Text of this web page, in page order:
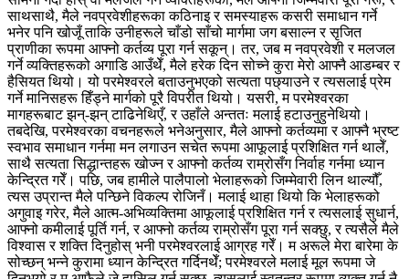
साथसाथै, मैले नवप्रवेशीहरूका कठिनाइ र समस्याहरू कसरी समाधान गर्ने
भनेर पनि खोजूँ ताकि उनीहरूले चाँडो साँचो मार्गमा जग बसाल्न र सृजित
प्राणीका रूपमा आफ्नो कर्तव्य पूरा गर्न सकून्। तर, जब म नवप्रवेशी र मलजल
गर्ने व्यक्तिहरूको अगाडि आउँथेँ, मैले हरेक दिन सोच्ने कुरा मेरो आफ्नै आडम्बर र
हैसियत थियो। यो परमेश्‍वरले बताउनुभएको सत्यता पछ्याउने र त्यसलाई प्रेम
गर्ने मानिसहरू हिँड्ने मार्गको पूरै विपरीत थियो। यसरी, म परमेश्‍वरका
मागहरूबाट झन्-झन् टाढिनेथिएँ, र उहाँले अन्ततः मलाई हटाउनुहुनेथियो।
तबदेखि, परमेश्‍वरका वचनहरूले भनेअनुसार, मैले आफ्नो कर्तव्यमा र आफ्नै भ्रष्ट
स्वभाव समाधान गर्नमा मन लगाउन सचेत रूपमा आफूलाई प्रशिक्षित गर्न थालेँ,
साथै सत्यता सिद्धान्तहरू खोज्न र आफ्नो कर्तव्य राम्रोसँग निर्वाह गर्नमा ध्यान
केन्द्रित गरेँ। पछि, जब हामीले पालैपालो भेलाहरूको जिम्मेवारी लिन थाल्यौँ,
त्यस उप्रान्त मैले पन्छिने विकल्प रोजिनँ। मलाई थाहा थियो कि भेलाहरूको
अगुवाइ गरेर, मैले आत्म-अभिव्यक्तिमा आफूलाई प्रशिक्षित गर्न र त्यसलाई सुधार्न,
आफ्नो कमीलाई पूर्ति गर्न, र आफ्नो कर्तव्य राम्रोसँग पूरा गर्न सक्छु, र त्यसैले मैले
विश्‍वास र शक्ति दिनुहोस् भनी परमेश्‍वरलाई आग्रह गरेँ। म अरूले मेरा बारेमा के
सोच्छन् भन्‍ने कुरामा ध्यान केन्द्रित गर्दिनथेँ; परमेश्‍वरले मलाई मूल रूपमा जे